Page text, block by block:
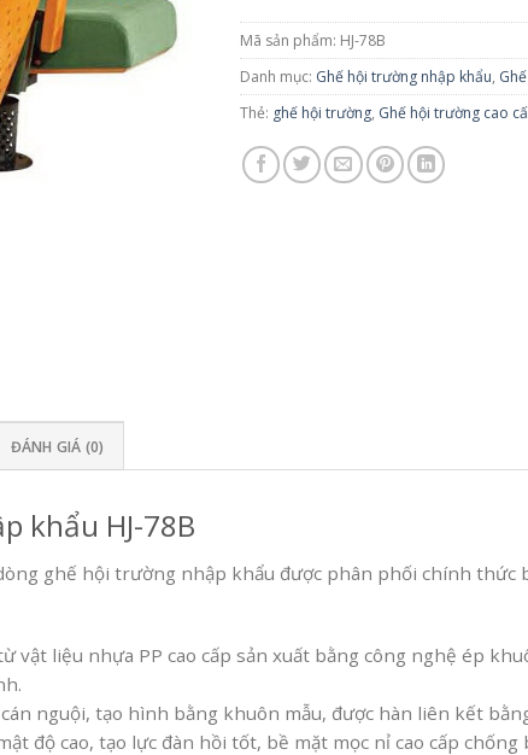
Mã sản phẩm: HJ-78B
Danh mục: Ghế hội trường nhập khẩu,
Thẻ: ghế hội trường, Ghế hội trường cao
ĐÁNH GIÁ (0)
khẩu HJ-78B
ghế hội trường nhập khẩu được phân phối chính thức
vật liệu nhựa PP cao cấp sản xuất bằng công nghệ ép
nguội, tạo hình bằng khuôn mẫu, được hàn liên kết
độ cao, tạo lực đàn hồi tốt, bề mặt mọc nỉ cao cấp chống